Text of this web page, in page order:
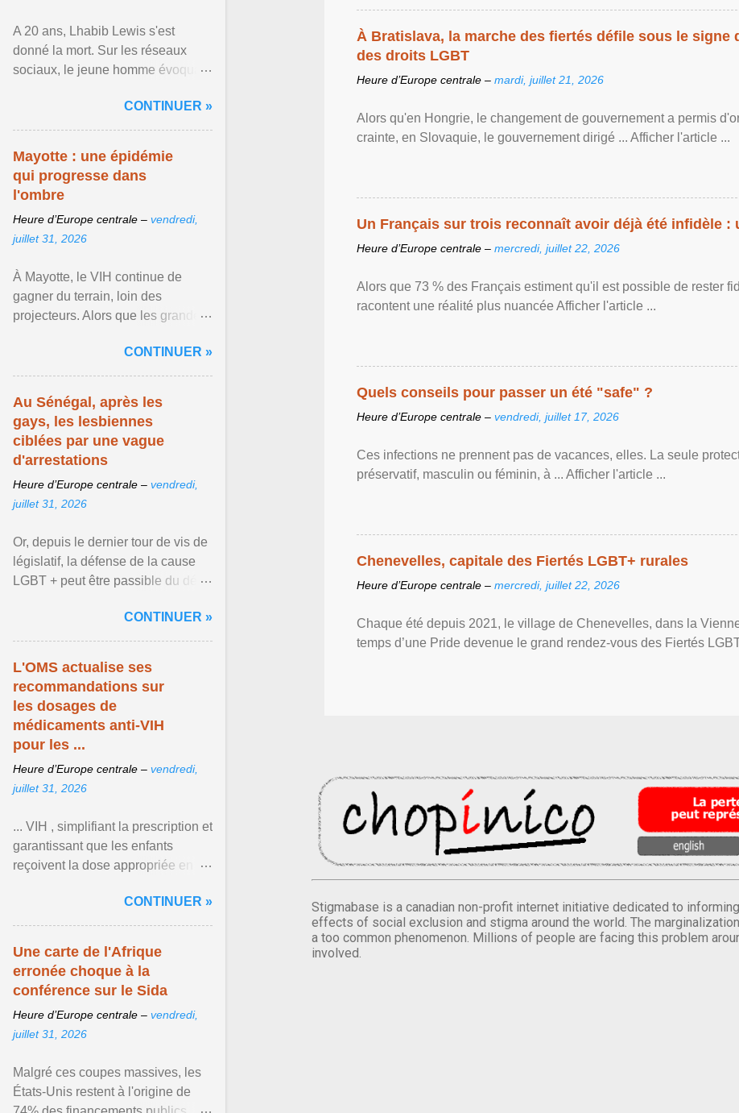
À Bratislava, la marche des fiertés défile sous le signe
des droits LGBT
Heure d’Europe centrale – mardi, juillet 21, 2026
Alors qu'en Hongrie, le changement de gouvernement a permis
crainte, en Slovaquie, le gouvernement dirigé ... Afficher l'article ...
Un Français sur trois reconnaît avoir déjà été infidèle :
Heure d’Europe centrale – mercredi, juillet 22, 2026
Alors que 73 % des Français estiment qu'il est possible de rester
racontent une réalité plus nuancée Afficher l'article ...
Quels conseils pour passer un été "safe" ?
Heure d’Europe centrale – vendredi, juillet 17, 2026
Ces infections ne prennent pas de vacances, elles. La seule
préservatif, masculin ou féminin, à ... Afficher l'article ...
Chenevelles, capitale des Fiertés LGBT+ rurales
Heure d’Europe centrale – mercredi, juillet 22, 2026
Chaque été depuis 2021, le village de Chenevelles, dans la
temps d’une Pride devenue le grand rendez-vous des Fiertés
Stigmabase is a canadian non-profit internet initiative dedicated to
effects of social exclusion and stigma around the world. The
a too common phenomenon. Millions of people are facing this problem
involved.
A 20 ans, Lhabib Lewis s'est
donné la mort. Sur les réseaux
sociaux, le jeune homme évoquait
santé mentale, sa sexualité et
Afficher l'article ...
CONTINUER »
Mayotte : une épidémie
qui progresse dans
l'ombre
Heure d’Europe centrale – vendredi,
juillet 31, 2026
À Mayotte, le VIH continue de
gagner du terrain, loin des
projecteurs. Alors que les grandes
régulièrement le devant de la ...
Afficher l'article ...
CONTINUER »
Au Sénégal, après les
gays, les lesbiennes
ciblées par une vague
d'arrestations
Heure d’Europe centrale – vendredi,
juillet 31, 2026
Or, depuis le dernier tour de vis de
législatif, la défense de la cause
LGBT + peut être passible du délit
Guèye ... Afficher l'article ...CONTINUER »
L'OMS actualise ses
recommandations sur
les dosages de
médicaments anti-VIH
pour les ...
Heure d’Europe centrale – vendredi,
juillet 31, 2026
... VIH , simplifiant la prescription et
garantissant que les enfants
reçoivent la dose appropriée en
âge. Afficher l'article ...CONTINUER »
Une carte de l'Afrique
erronée choque à la
conférence sur le Sida
Heure d’Europe centrale – vendredi,
juillet 31, 2026
Malgré ces coupes massives, les
États-Unis restent à l'origine de